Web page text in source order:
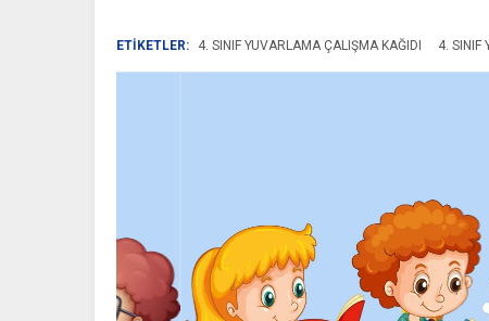
ETİKETLER: 4. SINIF YUVARLAMA ÇALIŞMA KAĞIDI 4. SINIF